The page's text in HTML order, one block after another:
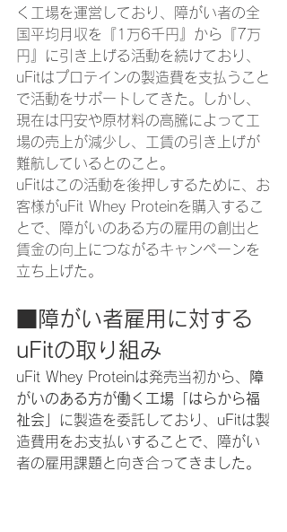
く工場を運営しており、障がい者の全
国平均月収を『1万6千円』から『7万
円』に引き上げる活動を続けており、
uFitはプロテインの製造費を支払うこと
で活動をサポートしてきた。しかし、
現在は円安や原材料の高騰によって工
場の売上が減少し、工賃の引き上げが
難航しているとのこと。
uFitはこの活動を後押しするために、お
客様がuFit Whey Proteinを購入するこ
とで、障がいのある方の雇用の創出と
賃金の向上につながる​​キャンペーンを
立ち上げた。
■障がい者雇用に対する
uFitの取り組み
uFit Whey Proteinは発売当初から、
障
がいのある方が働く工場「はらから福
祉会」
に製造を委託しており、uFitは製
造費用をお支払いすることで、障がい
者の雇用課題と向き合ってきました。